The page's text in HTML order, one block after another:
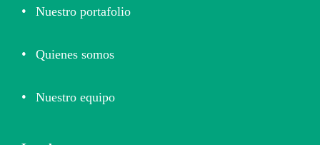
Nuestro portafolio
Quienes somos
Nuestro equipo